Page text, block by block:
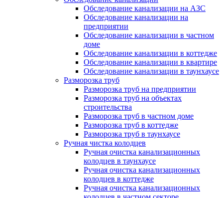
Обследование канализации на АЗС
Обследование канализации на
предприятии
Обследование канализации в частном
доме
Обследование канализации в коттедже
Обследование канализации в квартире
Обследование канализации в таунхаусе
Разморозка труб
Разморозка труб на предприятии
Разморозка труб на объектах
строительства
Разморозка труб в частном доме
Разморозка труб в коттедже
Разморозка труб в таунхаусе
Ручная чистка колодцев
Ручная очистка канализационных
колодцев в таунхаусе
Ручная очистка канализационных
колодцев в коттедже
Ручная очистка канализационных